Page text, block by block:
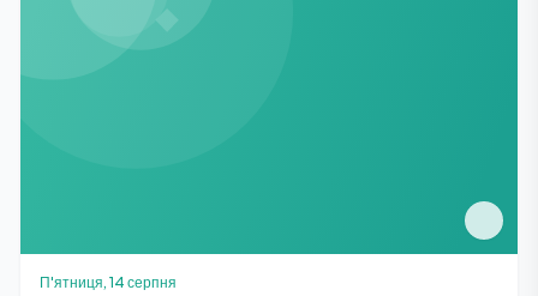
П'ятниця, 14 серпня